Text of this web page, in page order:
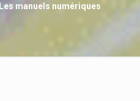
Les manuels numériques